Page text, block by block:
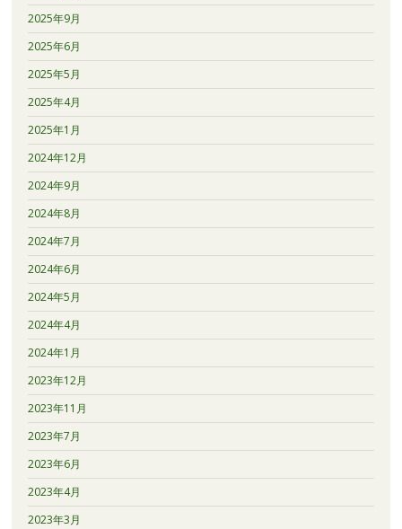
2025年9月
2025年6月
2025年5月
2025年4月
2025年1月
2024年12月
2024年9月
2024年8月
2024年7月
2024年6月
2024年5月
2024年4月
2024年1月
2023年12月
2023年11月
2023年7月
2023年6月
2023年4月
2023年3月